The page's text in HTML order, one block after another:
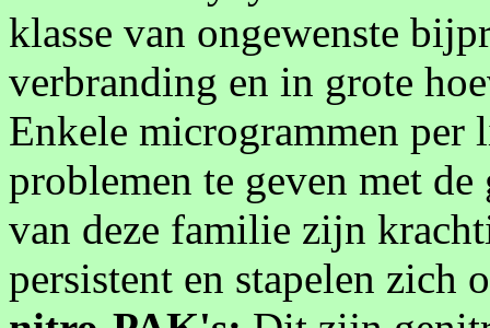
klasse van ongewenste
verbranding en in grote
Enkele microgrammen per
problemen te geven met
van deze familie zijn
persistent en stapelen zich